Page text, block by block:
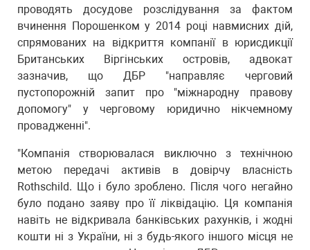
проводять досудове розслідування за фактом
вчинення Порошенком у 2014 році навмисних дій,
спрямованих на відкриття компанії в юрисдикції
Британських Віргінських островів, адвокат
зазначив, що ДБР "направляє черговий
пустопорожній запит про "міжнародну правову
допомогу" у черговому юридично нікчемному
провадженні".
"Компанія створювалася виключно з технічною
метою передачі активів в довірчу власність
Rothschild. Що і було зроблено. Після чого негайно
було подано заяву про її ліквідацію. Ця компанія
навіть не відкривала банківських рахунків, і жодні
кошти ні з України, ні з будь-якого іншого місця не